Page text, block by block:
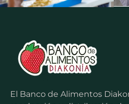
El Banco de Alimentos